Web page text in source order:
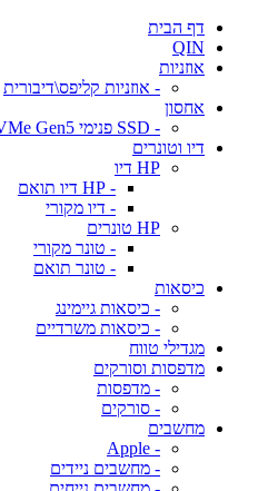
דף הבית
QIN
אוזניות
- אוזניות קליפס\דיבורית
אחסון
- SSD פנימי NVMe Gen5
דיו וטונרים
HP דיו
- HP דיו תואם
- דיו מקורי
HP טונרים
- טונר מקורי
- טונר תואם
כיסאות
- כיסאות גיימינג
- כיסאות משרדיים
מגדילי טווח
מדפסות וסורקים
- מדפסות
- סורקים
מחשבים
- Apple
- מחשבים ניידים